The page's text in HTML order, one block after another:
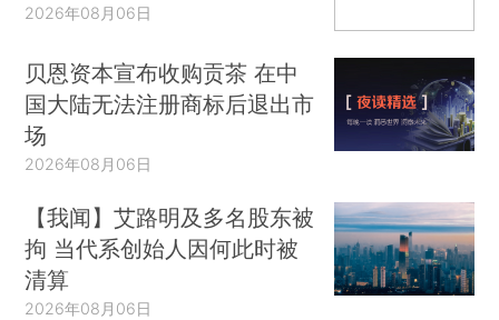
2026年08月06日
贝恩资本宣布收购贡茶 在中
国大陆无法注册商标后退出市
场
2026年08月06日
【我闻】艾路明及多名股东被
拘 当代系创始人因何此时被
清算
2026年08月06日